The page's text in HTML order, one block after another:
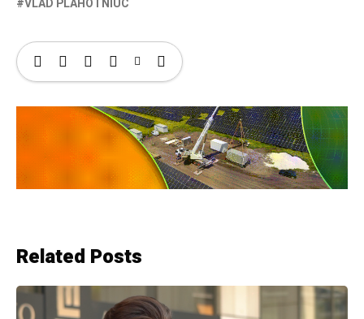
VLAD PLAHOTNIUC
Related Posts